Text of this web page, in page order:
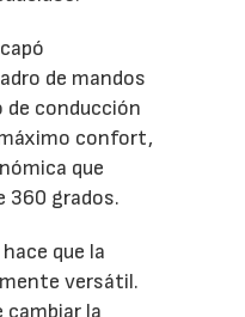
de mandos
conducción
confort,
que
360 grados.
que la
versátil.
la